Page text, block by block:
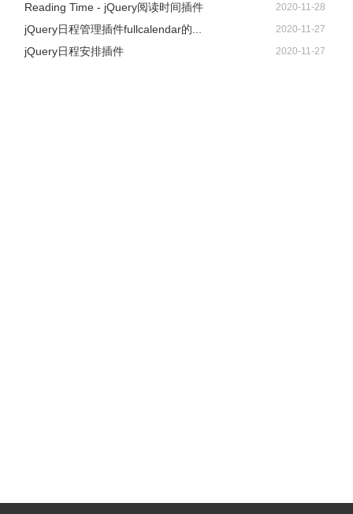
Reading Time - jQuery阅读时间插件 2020-11-28
jQuery日程管理插件fullcalendar的... 2020-11-27
jQuery日程安排插件 2020-11-27